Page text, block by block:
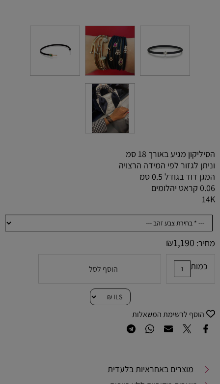
הסיליקון מגיע באורך 18 סמ
וניתן לגזור לפי המידה הרצויה
המגן דוד בגודל 0.5 סמ
0.06 קראט יהלומים
14K
מחיר: ₪1,190
כמות הוסף לסל
הוסף לרשימת המשאלות
מוצרים באחראיות בלעדית